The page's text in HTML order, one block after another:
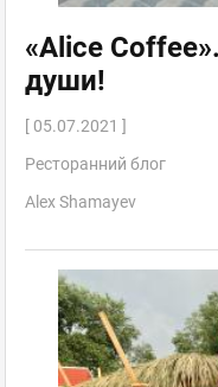
«Alice
души!
[ 05.07.2021 ]
Ресторанний блог
Alex Shamayev